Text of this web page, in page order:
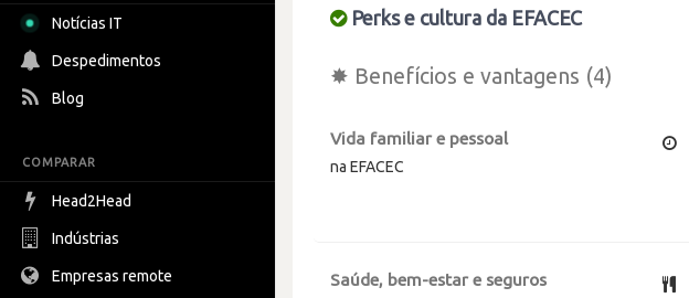
Notícias IT
Despedimentos
Blog
COMPARAR
Head2Head
Indústrias
Empresas remote
Perks e cultura da EFACEC
✸ Benefícios e vantagens (4)
Vida familiar e pessoal
na EFACEC
Saúde, bem-estar e seguros